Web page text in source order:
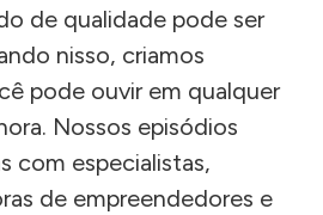
de qualidade pode ser
nisso, criamos
pode ouvir em qualquer
Nossos episódios
com especialistas,
de empreendedores e